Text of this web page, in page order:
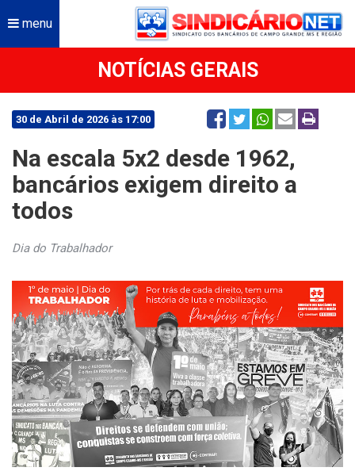
menu
NOTÍCIAS GERAIS
30 de Abril de 2026 às 17:00
Na escala 5x2 desde 1962,
bancários exigem direito a
todos
Dia do Trabalhador